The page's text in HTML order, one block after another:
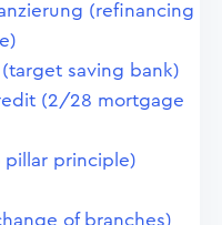
(refinancing
saving bank)
(2/28 mortgage
pillar principle)
of branches)